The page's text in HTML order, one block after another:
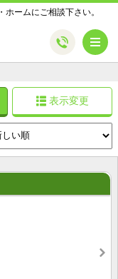
ームにご相談下さい。
表示変更